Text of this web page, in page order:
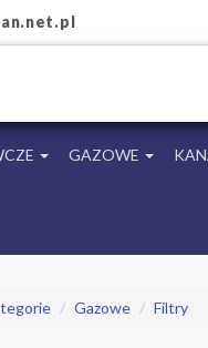
GAZOWE
Gazowe Filtry